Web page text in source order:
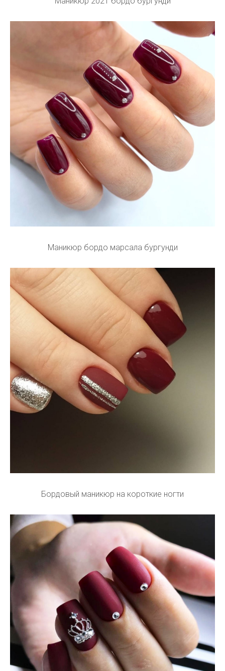
Маникюр бордо марсала бургунди
Бордовый маникюр на короткие ногти